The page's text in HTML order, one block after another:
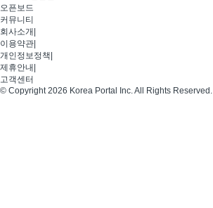
오픈보드
커뮤니티
회사소개
이용약관
개인정보정책
제휴안내
고객센터
© Copyright 2026 Korea Portal Inc. All Rights Reserved.